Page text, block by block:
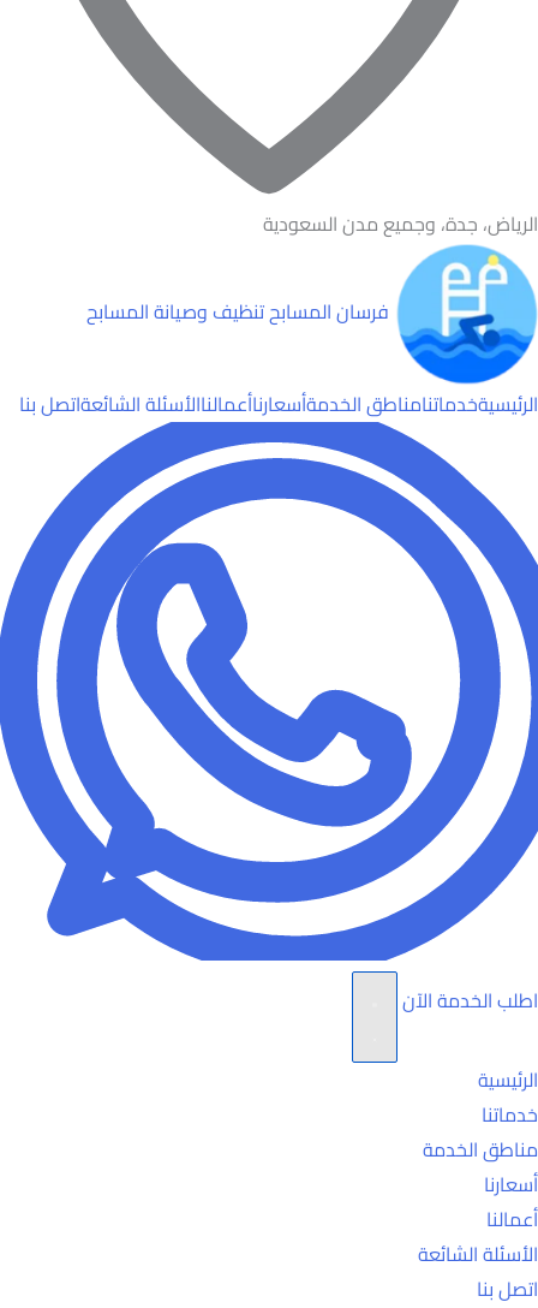
الرياض، جدة، وجميع مدن السعودية
فرسان المسابحتنظيف وصيانة المسابح
الرئيسيةخدماتنامناطق الخدمةأسعارناأعمالناالأسئلة الشائعةاتصل بنا
اطلب الخدمة الآن
الرئيسية
خدماتنا
مناطق الخدمة
أسعارنا
أعمالنا
الأسئلة الشائعة
اتصل بنا